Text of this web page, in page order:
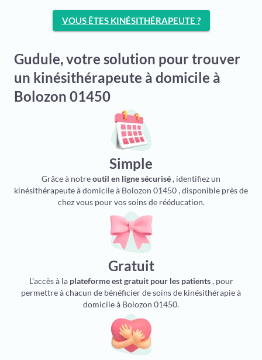
VOUS ÊTES KINÉSITHÉRAPEUTE ?
Gudule, votre solution pour trouver
un kinésithérapeute à domicile à
Bolozon 01450
Simple
Grâce à notreoutil en ligne sécurisé, identifiez un
kinésithérapeute à domicile à Bolozon 01450 , disponible près de
chez vous pour vos soins de rééducation.
Gratuit
L’accès à la plateforme est gratuit pour les patients, pour
permettre à chacun de bénéficier de soins de kinésithérapie à
domicile à Bolozon 01450.